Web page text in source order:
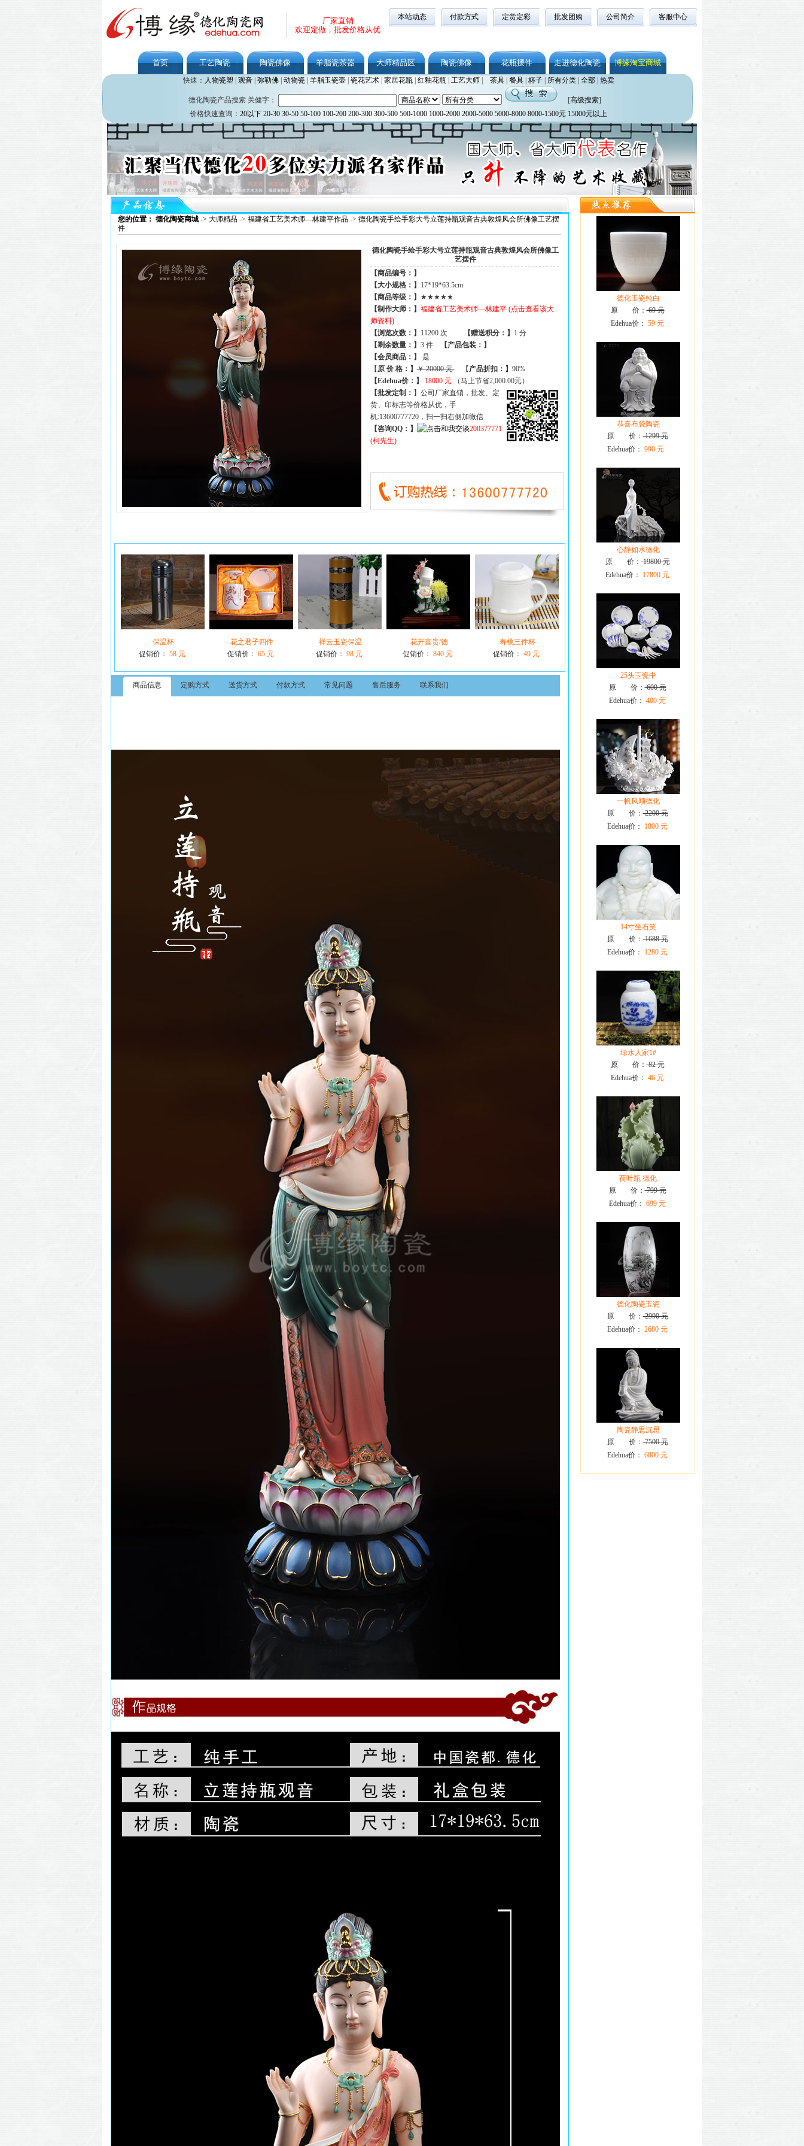
厂家直销
欢迎定做，批发价格从优
本站动态 付款方式 定货定彩 批发团购 公司简介 客服中心
首页 工艺陶瓷 陶瓷佛像 羊脂瓷茶器 大师精品区 陶瓷佛像 花瓶摆件 走进德化陶瓷 博缘淘宝商城
快速： 人物瓷塑 观音| 弥勒佛| 动物瓷| 羊脂玉瓷壶| 瓷花艺术| 家居花瓶| 红釉花瓶| 工艺大师| 茶具| 餐具| 杯子| 所有分类| 全部| 热卖
德化陶瓷产品搜索 关健字： [高级搜索]
价格快速查询： 20以下 20-30 30-50 50-100 100-200 200-300 300-500 500-1000 1000-2000 2000-5000 5000-8000 8000-1500元 15000元以上
您的位置： 德化陶瓷商城 -> 大师精品 -> 福建省工艺美术师—林建平作品 -> 德化陶瓷手绘手彩大号立莲持瓶观音古典敦煌风会所佛像工艺摆
件
德化陶瓷手绘手彩大号立莲持瓶观音古典敦煌风会所佛像工
艺摆件
【商品编号：】
【大小规格：】
17*19*63.5cm
【商品等级：】
★★★★★
【制作大师：】 福建省工艺美术师—林建平 (点击查看该大
师资料)
【浏览次数：】 11200 次 【赠送积分：】
1 分
【剩余数量：】 3 件【产品包装：】
【会员商品： 】
是
【 原 价 格： 】￥ 20000 元【 产品折扣： 】 90%
【Edehua价：】
18000 元
（马上节省2,000.00元）
【批发定制： 】公司厂家直销，批发、定
货、印标志等价格从优，手
机:13600777720，扫一扫右侧加微信
【咨询QQ：】
200377771
(柯先生)
保温杯
促销价： 58 元
花之君子四件
促销价： 65 元
祥云玉瓷保温
促销价： 98 元
花开富贵/德
促销价： 840 元
寿桃三件杯
促销价： 49 元
商品信息 定购方式 送货方式 付款方式 常见问题 售后服务 联系我们
德化玉瓷纯白
原 价：69 元
Edehua价： 59 元
恭喜布袋陶瓷
原 价：1299 元
Edehua价： 990 元
心静如水德化
原 价：19800 元
Edehua价：
17800 元
25头玉瓷中
原 价：600 元
Edehua价： 400 元
一帆风顺德化
原 价：2200 元
Edehua价：
1800 元
14寸坐石笑
原 价：1688 元
Edehua价：
1280 元
绿水人家1#
原 价：82 元
Edehua价： 46 元
荷叶瓶 德化
原 价：799 元
Edehua价： 699 元
德化陶瓷玉瓷
原 价：2990 元
Edehua价： 2680 元
陶瓷静思沉思
原 价：7500 元
Edehua价： 6800 元